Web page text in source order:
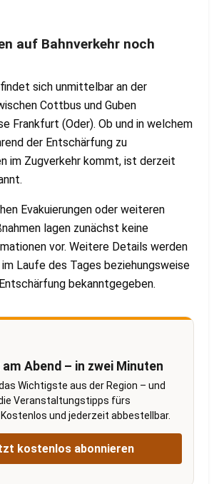
auf Bahnverkehr noch
sich unmittelbar an der
Cottbus und Guben
Frankfurt (Oder). Ob und in welchem
der Entschärfung zu
im Zugverkehr kommt, ist derzeit
Evakuierungen oder weiteren
lagen zunächst keine
vor. Weitere Details werden
Laufe des Tages beziehungsweise
bekanntgegeben.
Abend – in zwei Minuten
Wichtigste aus der Region – und
Veranstaltungstipps fürs
und jederzeit abbestellbar.
kostenlos abonnieren